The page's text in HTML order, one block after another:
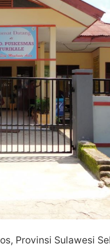
Provinsi Sulawesi